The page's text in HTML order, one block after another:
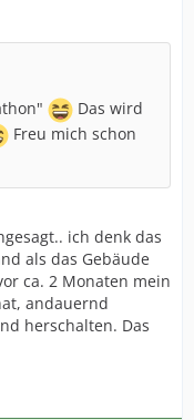
Das wird
Freu mich schon
ich denk das
als das Gebäude
ca. 2 Monaten mein
andauernd
herschalten. Das